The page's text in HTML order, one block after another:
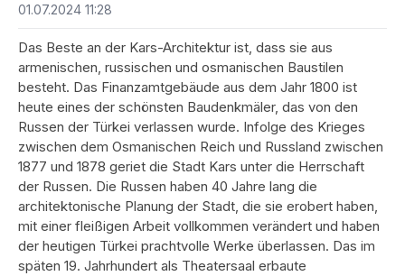
01.07.2024 11:28
Das Beste an der Kars-Architektur ist, dass sie aus
armenischen, russischen und osmanischen Baustilen
besteht. Das Finanzamtgebäude aus dem Jahr 1800 ist
heute eines der schönsten Baudenkmäler, das von den
Russen der Türkei verlassen wurde. Infolge des Krieges
zwischen dem Osmanischen Reich und Russland zwischen
1877 und 1878 geriet die Stadt Kars unter die Herrschaft
der Russen. Die Russen haben 40 Jahre lang die
architektonische Planung der Stadt, die sie erobert haben,
mit einer fleißigen Arbeit vollkommen verändert und haben
der heutigen Türkei prachtvolle Werke überlassen. Das im
späten 19. Jahrhundert als Theatersaal erbaute